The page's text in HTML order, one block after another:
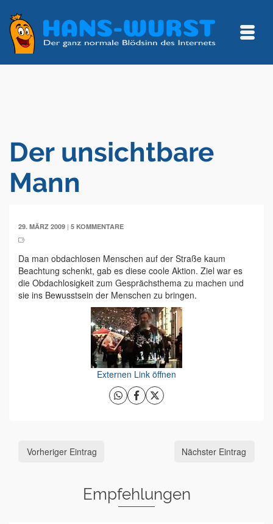
Der unsichtbare
Mann
29. MÄRZ 2009 | 5 KOMMENTARE
Da man obdachlosen Menschen auf der Straße kaum
Beachtung schenkt, gab es diese coole Aktion. Ziel war es
die Obdachlosigkeit zum Gesprächsthema zu machen und
sie ins Bewusstsein der Menschen zu bringen.
Externen Link öffnen
Vorheriger Eintrag Nächster Eintrag
Empfehlungen